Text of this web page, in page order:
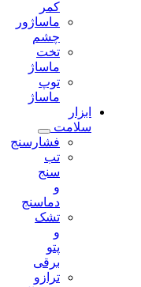
ماساژور
تخت
ماساژ
توپ
ماساژ
ابزار
سلامت
فشارسنج
دماسنج
تشک
ترازو